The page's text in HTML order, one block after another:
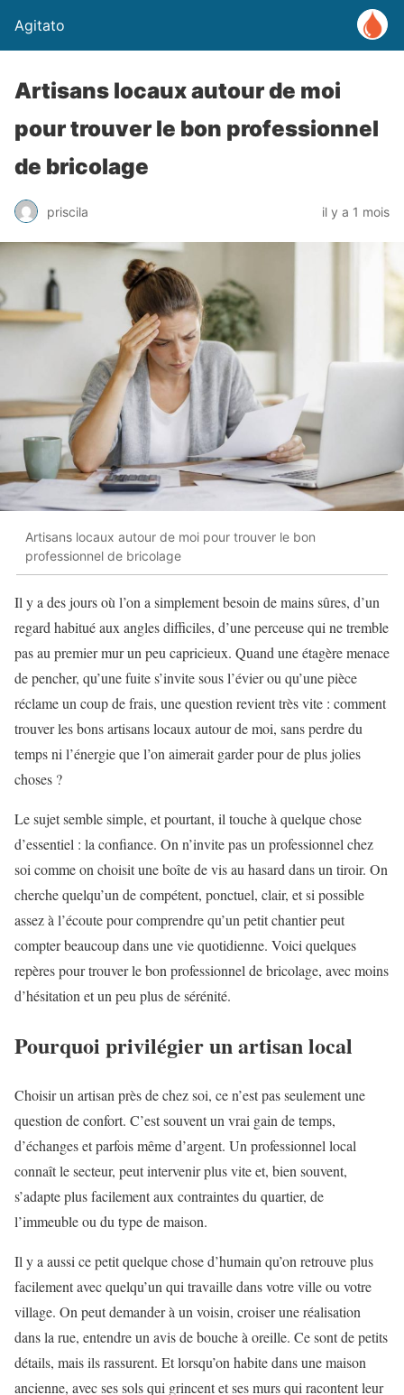
Agitato
Artisans locaux autour de moi
pour trouver le bon professionnel
de bricolage
priscila il y a 1 mois
Artisans locaux autour de moi pour trouver le bon
professionnel de bricolage
Il y a des jours où l’on a simplement besoin de mains sûres, d’un
regard habitué aux angles difficiles, d’une perceuse qui ne tremble
pas au premier mur un peu capricieux. Quand une étagère menace
de pencher, qu’une fuite s’invite sous l’évier ou qu’une pièce
réclame un coup de frais, une question revient très vite : comment
trouver les bons artisans locaux autour de moi, sans perdre du
temps ni l’énergie que l’on aimerait garder pour de plus jolies
choses ?
Le sujet semble simple, et pourtant, il touche à quelque chose
d’essentiel : la confiance. On n’invite pas un professionnel chez
soi comme on choisit une boîte de vis au hasard dans un tiroir. On
cherche quelqu’un de compétent, ponctuel, clair, et si possible
assez à l’écoute pour comprendre qu’un petit chantier peut
compter beaucoup dans une vie quotidienne. Voici quelques
repères pour trouver le bon professionnel de bricolage, avec moins
d’hésitation et un peu plus de sérénité.
Pourquoi privilégier un artisan local
Choisir un artisan près de chez soi, ce n’est pas seulement une
question de confort. C’est souvent un vrai gain de temps,
d’échanges et parfois même d’argent. Un professionnel local
connaît le secteur, peut intervenir plus vite et, bien souvent,
s’adapte plus facilement aux contraintes du quartier, de
l’immeuble ou du type de maison.
Il y a aussi ce petit quelque chose d’humain qu’on retrouve plus
facilement avec quelqu’un qui travaille dans votre ville ou votre
village. On peut demander à un voisin, croiser une réalisation
dans la rue, entendre un avis de bouche à oreille. Ce sont de petits
détails, mais ils rassurent. Et lorsqu’on habite dans une maison
ancienne, avec ses sols qui grincent et ses murs qui racontent leur